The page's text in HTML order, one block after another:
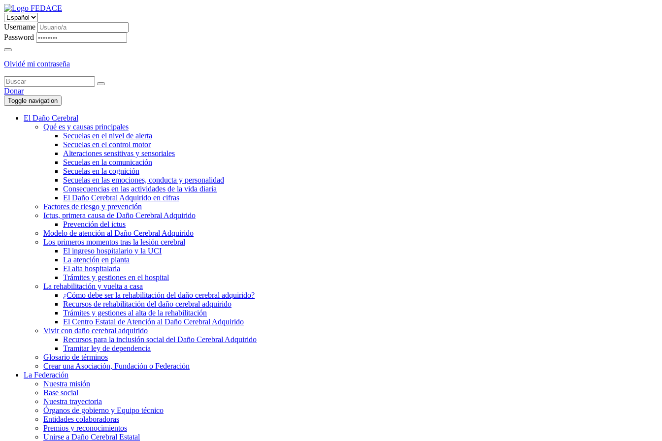
Username
Password
Olvidé mi contraseña
Donar
Toggle navigation
El Daño Cerebral
Qué es y causas principales
Secuelas en el nivel de alerta
Secuelas en el control motor
Alteraciones sensitivas y sensoriales
Secuelas en la comunicación
Secuelas en la cognición
Secuelas en las emociones, conducta y personalidad
Consecuencias en las actividades de la vida diaria
El Daño Cerebral Adquirido en cifras
Factores de riesgo y prevención
Ictus, primera causa de Daño Cerebral Adquirido
Prevención del ictus
Modelo de atención al Daño Cerebral Adquirido
Los primeros momentos tras la lesión cerebral
El ingreso hospitalario y la UCI
La atención en planta
El alta hospitalaria
Trámites y gestiones en el hospital
La rehabilitación y vuelta a casa
¿Cómo debe ser la rehabilitación del daño cerebral adquirido?
Recursos de rehabilitación del daño cerebral adquirido
Trámites y gestiones al alta de la rehabilitación
El Centro Estatal de Atención al Daño Cerebral Adquirido
Vivir con daño cerebral adquirido
Recursos para la inclusión social del Daño Cerebral Adquirido
Tramitar ley de dependencia
Glosario de términos
Crear una Asociación, Fundación o Federación
La Federación
Nuestra misión
Base social
Nuestra trayectoria
Órganos de gobierno y Equipo técnico
Entidades colaboradoras
Premios y reconocimientos
Unirse a Daño Cerebral Estatal